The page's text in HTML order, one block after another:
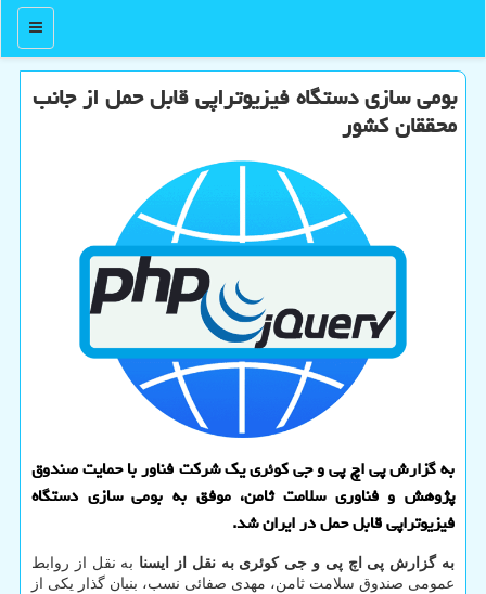
منو
بومی سازی دستگاه فیزیوتراپی قابل حمل از جانب
محققان کشور
به گزارش پی اچ پی و جی کوئری یک شرکت فناور با حمایت صندوق
پژوهش و فناوری سلامت ثامن، موفق به بومی سازی دستگاه
فیزیوتراپی قابل حمل در ایران شد.
به گزارش پی اچ پی و جی کوئری به نقل از ایسنا به نقل از روابط
عمومی صندوق سلامت ثامن، مهدی صفائی نسب، بنیان گذار یکی از